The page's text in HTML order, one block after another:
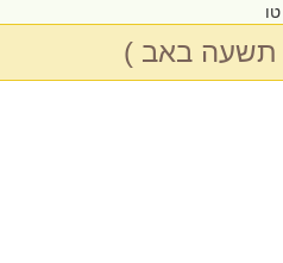
טו
( תשעה באב )